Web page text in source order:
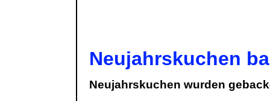
Neujahrskuchen
Neujahrskuchen wurden